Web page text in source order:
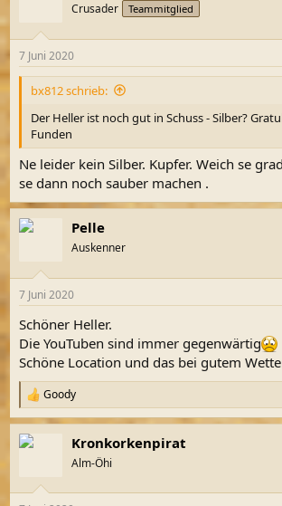
e
n
Crusader Teammitglied
7 Juni 2020
bx812 schrieb:
Der Heller ist noch gut in Schuss - Silber?
Funden
Ne leider kein Silber. Kupfer. Weich se
se dann noch sauber machen .
Pelle
Auskenner
7 Juni 2020
Schöner Heller.
Die YouTuben sind immer gegenwärtig
Schöne Location und das bei gutem
R
e
a
k
Goody
Kronkorkenpirat
Alm-Öhi